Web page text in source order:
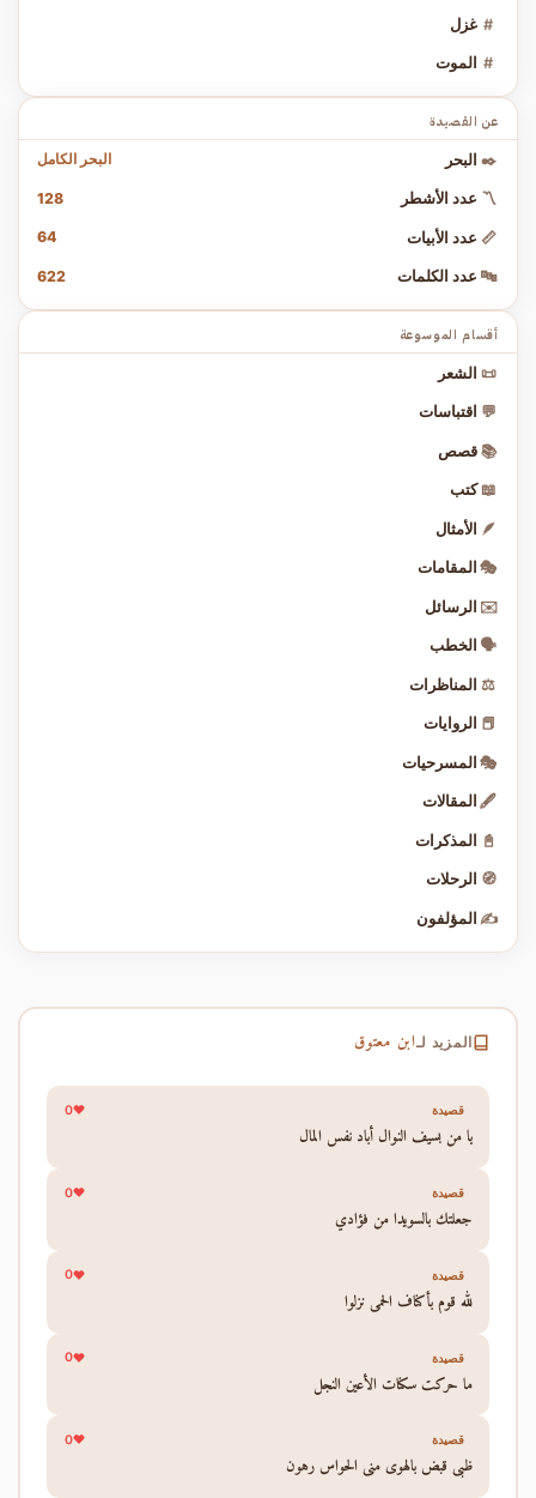
# غزل
# الموت
عن القصيدة
✒️ البحر البحر الكامل
〽️ عدد الأشطر 128
📏 عدد الأبيات 64
🔤 عدد الكلمات 622
أقسام الموسوعة
📜 الشعر
💬 اقتباسات
📚 قصص
📖 كتب
🪶 الأمثال
🎭 المقامات
✉️ الرسائل
🗣️ الخطب
⚖️ المناظرات
📕 الروايات
🎭 المسرحيات
🖋️ المقالات
📓 المذكرات
🧭 الرحلات
✍️ المؤلفون
المزيد لـابن معتوق
قصيدة 0
يا من بسيف النوال أباد نفس المال
قصيدة 0
جعلتك بالسويدا من فؤادي
قصيدة 0
لله قوم بأكناف الحمى نزلوا
قصيدة 0
ما حركت سكنات الأعين النجل
قصيدة 0
ظبي قبض بالهوى مني الحواس رهون